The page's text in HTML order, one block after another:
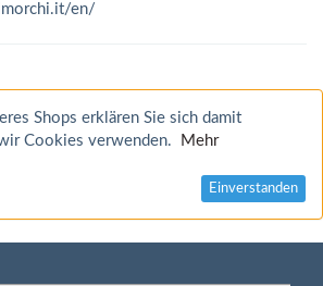
en/
Shops erklären Sie sich damit
Cookies verwenden.
Mehr
Einverstanden